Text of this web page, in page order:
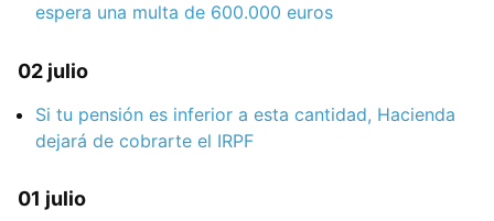
espera una multa de 600.000 euros
02 julio
Si tu pensión es inferior a esta cantidad, Hacienda
dejará de cobrarte el IRPF
01 julio